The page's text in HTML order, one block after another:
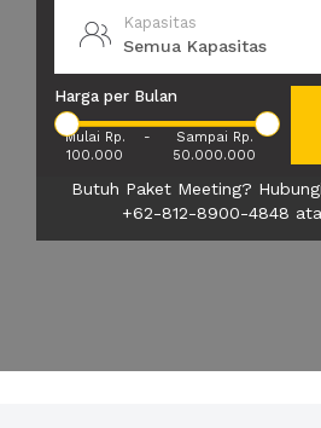
Kapasitas
Semua Kapasitas
Harga per Bulan
Mulai Rp.
100.000
-
Sampai Rp.
50.000.000
Butuh Paket Meeting?
+62-812-8900-4848